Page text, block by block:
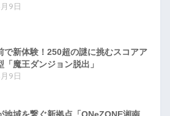
9日
で新体験！250超の謎に挑むスコアア
「魔王ダンジョン脱出」
9日